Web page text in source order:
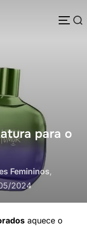
Pesquisar
para o
Femininos,
2024
aquece o